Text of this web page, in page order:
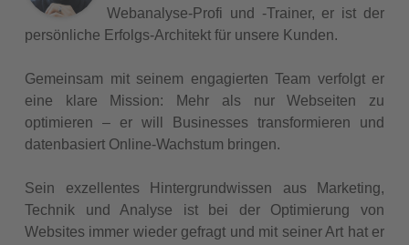
Webanalyse-Profi und -Trainer, er ist der
persönliche Erfolgs-Architekt für unsere Kunden.
Gemeinsam mit seinem engagierten Team verfolgt er
eine klare Mission: Mehr als nur Webseiten zu
optimieren – er will Businesses transformieren und
datenbasiert Online-Wachstum bringen.
Sein exzellentes Hintergrundwissen aus Marketing,
Technik und Analyse ist bei der Optimierung von
Websites immer wieder gefragt und mit seiner Art hat er